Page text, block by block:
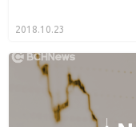
2018.10.23